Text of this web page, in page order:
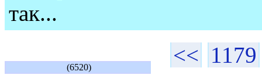
так...
(6520)
<< 1179